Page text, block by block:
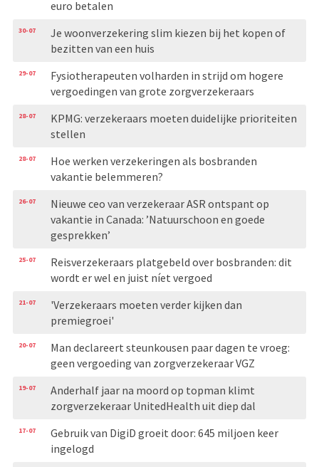
euro betalen
30-07
Je woonverzekering slim kiezen bij het kopen of
bezitten van een huis
29-07
Fysiotherapeuten volharden in strijd om hogere
vergoedingen van grote zorgverzekeraars
28-07
KPMG: verzekeraars moeten duidelijke prioriteiten
stellen
28-07
Hoe werken verzekeringen als bosbranden
vakantie belemmeren?
26-07
Nieuwe ceo van verzekeraar ASR ontspant op
vakantie in Canada: ’Natuurschoon en goede
gesprekken’
25-07
Reisverzekeraars platgebeld over bosbranden: dit
wordt er wel en juist níet vergoed
21-07
'Verzekeraars moeten verder kijken dan
premiegroei'
20-07
Man declareert steunkousen paar dagen te vroeg:
geen vergoeding van zorgverzekeraar VGZ
19-07
Anderhalf jaar na moord op topman klimt
zorgverzekeraar UnitedHealth uit diep dal
17-07
Gebruik van DigiD groeit door: 645 miljoen keer
ingelogd